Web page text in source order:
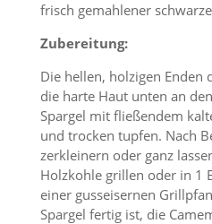
frisch gemahlener
Zubereitung:
Die hellen, holzigen Enden
die harte Haut unten an
Spargel mit fließendem
und trocken tupfen. Nach
zerkleinern oder ganz
Holzkohle grillen oder in 1
einer gusseisernen
Spargel fertig ist, die